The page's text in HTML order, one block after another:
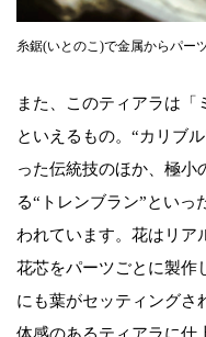
糸鋸(いとのこ)で金属からパー
また、このティアラは
といえるもの。“カリブ
った伝統技のほか、極小
る“トレンブラン”といっ
われています。花はリア
花芯をパーツごとに製作
にも葉がセッティングさ